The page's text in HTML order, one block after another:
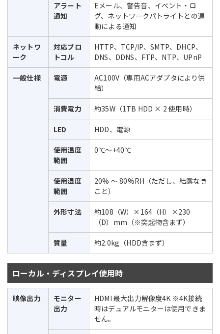
アラート
通知
Eメール、警告音、イベント・ロ
グ、ネットワークパトライトとの連
動による通知
ネットワ
ーク
対応プロ
トコル
HTTP、TCP/IP、SMTP、DHCP、
DNS、DDNS、FTP、NTP、UPnP
一般仕様 電源
AC100V（専用ACアダプタにより供
給）
消費電力 約35W（1TB HDD × 2 使用時）
LED HDD、電源
使用温度
範囲
0℃～+40℃
使用湿度
範囲
20% ～ 80%RH（ただし、結露なき
こと）
外形寸法
約108（W）×164（H）×230
（D）mm（※突起物含まず）
質量 約2.0kg（HDD含まず）
ローカル・ディスプレイ使用時
映像出力
モニター
出力
HDMI 最大出力解像度4K ※4K接続
時はデュアルモニターは使用できま
せん。